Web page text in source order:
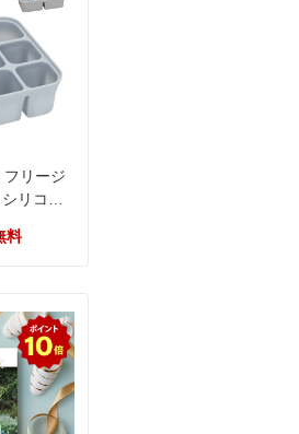
リージ
リコン
ク 保存
製氷皿
料